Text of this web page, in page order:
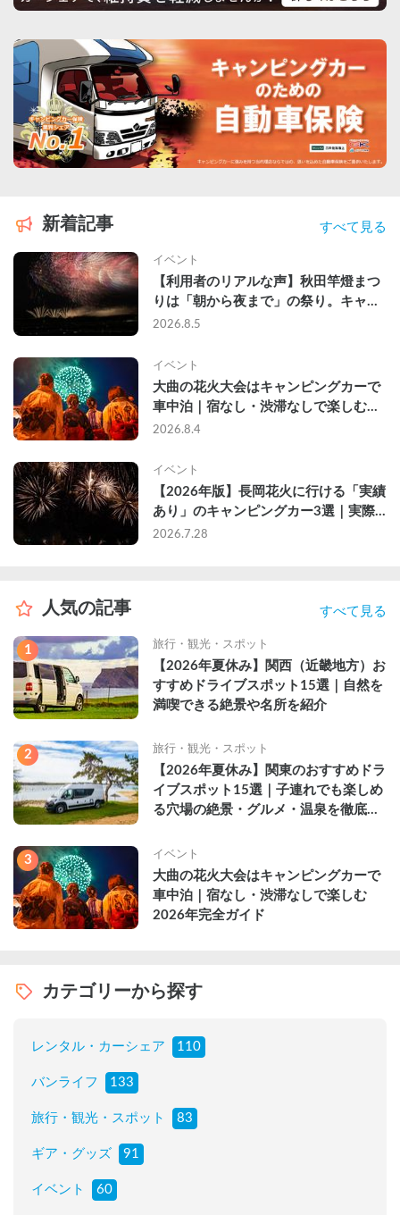
新着記事 すべて見る
イベント
【利用者のリアルな声】秋田竿燈まつ
りは「朝から夜まで」の祭り。キャン
ピングカーで行った2組の記録
2026.8.5
イベント
大曲の花火大会はキャンピングカーで
車中泊｜宿なし・渋滞なしで楽しむ
2026年完全ガイド
2026.8.4
イベント
【2026年版】長岡花火に行ける「実績
あり」のキャンピングカー3選｜実際
に利用したゲストのレビュー付き
2026.7.28
人気の記事 すべて見る
1 旅行・観光・スポット
【2026年夏休み】関西（近畿地方）お
すすめドライブスポット15選｜自然を
満喫できる絶景や名所を紹介
2 旅行・観光・スポット
【2026年夏休み】関東のおすすめドラ
イブスポット15選｜子連れでも楽しめ
る穴場の絶景・グルメ・温泉を徹底解
3 イベント
大曲の花火大会はキャンピングカーで
車中泊｜宿なし・渋滞なしで楽しむ
2026年完全ガイド
カテゴリーから探す
レンタル・カーシェア 110
バンライフ 133
旅行・観光・スポット 83
ギア・グッズ 91
イベント 60